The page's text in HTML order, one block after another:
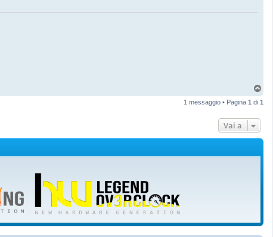
p
1 messaggio • Pagina 1 di 1
Vai a